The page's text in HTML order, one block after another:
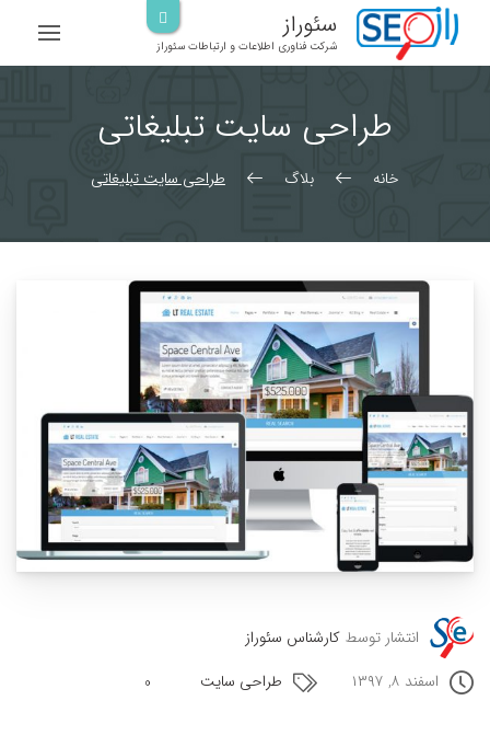
سئوراز
شرکت فناوری اطلاعات و ارتباطات سئوراز
طراحی سایت تبلیغاتی
خانه بلاگ طراحی سایت تبلیغاتی
انتشار توسط کارشناس سئوراز
اسفند ۸, ۱۳۹۷
طراحی سایت